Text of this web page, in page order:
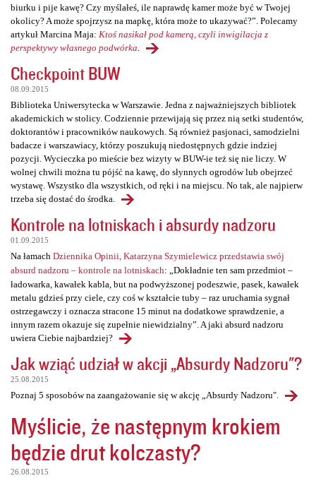
biurku i pije kawę? Czy myślałeś, ile naprawdę kamer może być w Twojej
okolicy? A może spojrzysz na mapkę, która może to ukazywać?”. Polecamy
artykuł Marcina Maja: Ktoś nasikał pod kamerą, czyli inwigilacja z
perspektywy własnego podwórka
Checkpoint BUW
08.09.2015
Biblioteka Uniwersytecka w Warszawie. Jedna z najważniejszych bibliotek
akademickich w stolicy. Codziennie przewijają się przez nią setki studentów,
doktorantów i pracowników naukowych. Są również pasjonaci, samodzielni
badacze i warszawiacy, którzy poszukują niedostępnych gdzie indziej
pozycji. Wycieczka po mieście bez wizyty w BUW-ie też się nie liczy. W
wolnej chwili można tu pójść na kawę, do słynnych ogrodów lub obejrzeć
wystawę. Wszystko dla wszystkich, od ręki i na miejscu. No tak, ale najpierw
trzeba się dostać do środka.
Kontrole na lotniskach i absurdy nadzoru
01.09.2015
Na łamach Dziennika Opinii, Katarzyna Szymielewicz przedstawia swój
absurd nadzoru – kontrole na lotniskach: „Dokładnie ten sam przedmiot –
ładowarka, kawałek kabla, but na podwyższonej podeszwie, pasek, kawałek
metalu gdzieś przy ciele, czy coś w kształcie tuby – raz uruchamia sygnał
ostrzegawczy i oznacza stracone 15 minut na dodatkowe sprawdzenie, a
innym razem okazuje się zupełnie niewidzialny”. A jaki absurd nadzoru
uwiera Ciebie najbardziej?
Jak wziąć udział w akcji „Absurdy Nadzoru"?
25.08.2015
Poznaj 5 sposobów na zaangażowanie się w akcję „Absurdy Nadzoru".
Myślicie, że następnym krokiem
będzie drut kolczasty?
26.08.2015